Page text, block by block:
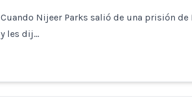
Cuando Nijeer Parks salió de una prisión de
y les dij…